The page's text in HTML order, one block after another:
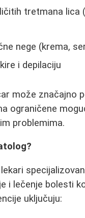
tretmana lica
nege (krema,
i depilaciju
može značajno
ograničene
problemima.
i lečenje bolesti
uključuju: